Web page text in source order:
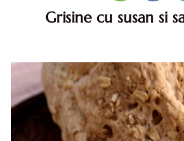
Grisine cu susan si
grisine cu susan si sare de